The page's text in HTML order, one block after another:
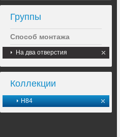
Группы
Способ монтажа
На два отверстия
Коллекции
H84